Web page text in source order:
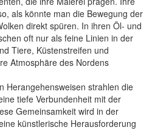
als könnte man die Bewegung der
direkt spüren. In ihren Öl- und
oft nur als feine Linien in der
Tiere, Küstenstreifen und
Atmosphäre des Nordens
Herangehensweisen strahlen die
tiefe Verbundenheit mit der
Gemeinsamkeit wird in der
künstlerische Herausforderung